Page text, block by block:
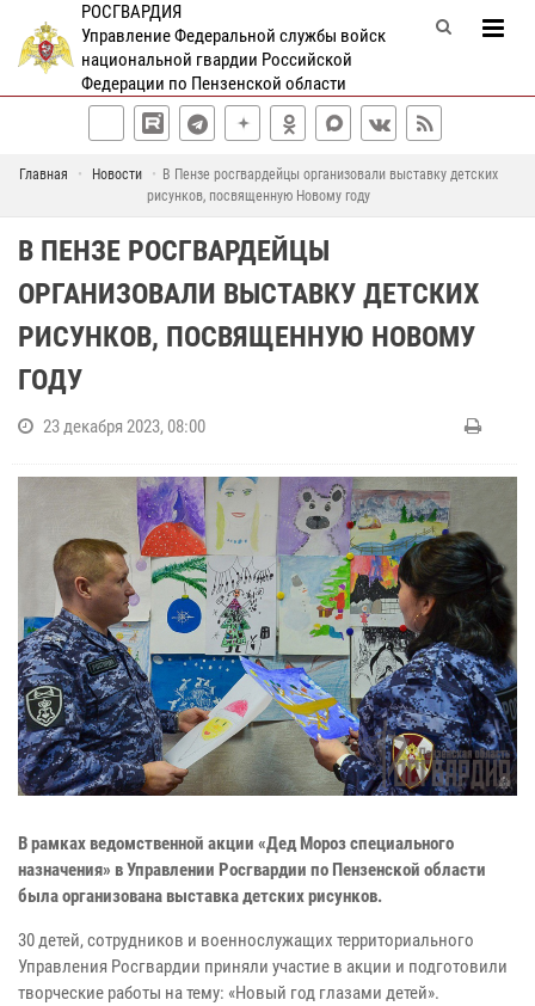
РОСГВАРДИЯ
Управление Федеральной службы войск
национальной гвардии Российской
Федерации по Пензенской области
Главная Новости
В Пензе росгвардейцы организовали выставку детских
рисунков, посвященную Новому году
В ПЕНЗЕ РОСГВАРДЕЙЦЫ
ОРГАНИЗОВАЛИ ВЫСТАВКУ ДЕТСКИХ
РИСУНКОВ, ПОСВЯЩЕННУЮ НОВОМУ
ГОДУ
23 декабря 2023, 08:00
В рамках ведомственной акции «Дед Мороз специального
назначения» в Управлении Росгвардии по Пензенской области
была организована выставка детских рисунков.
30 детей, сотрудников и военнослужащих территориального
Управления Росгвардии приняли участие в акции и подготовили
творческие работы на тему: «Новый год глазами детей».